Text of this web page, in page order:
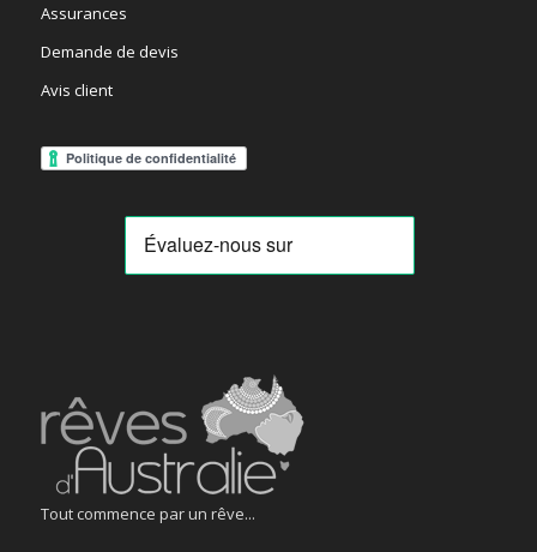
Assurances
Demande de devis
Avis client
Tout commence par un rêve...